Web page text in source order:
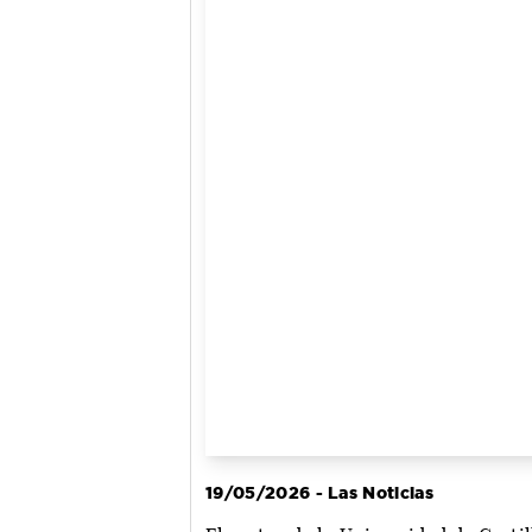
19/05/2026 - Las Noticias